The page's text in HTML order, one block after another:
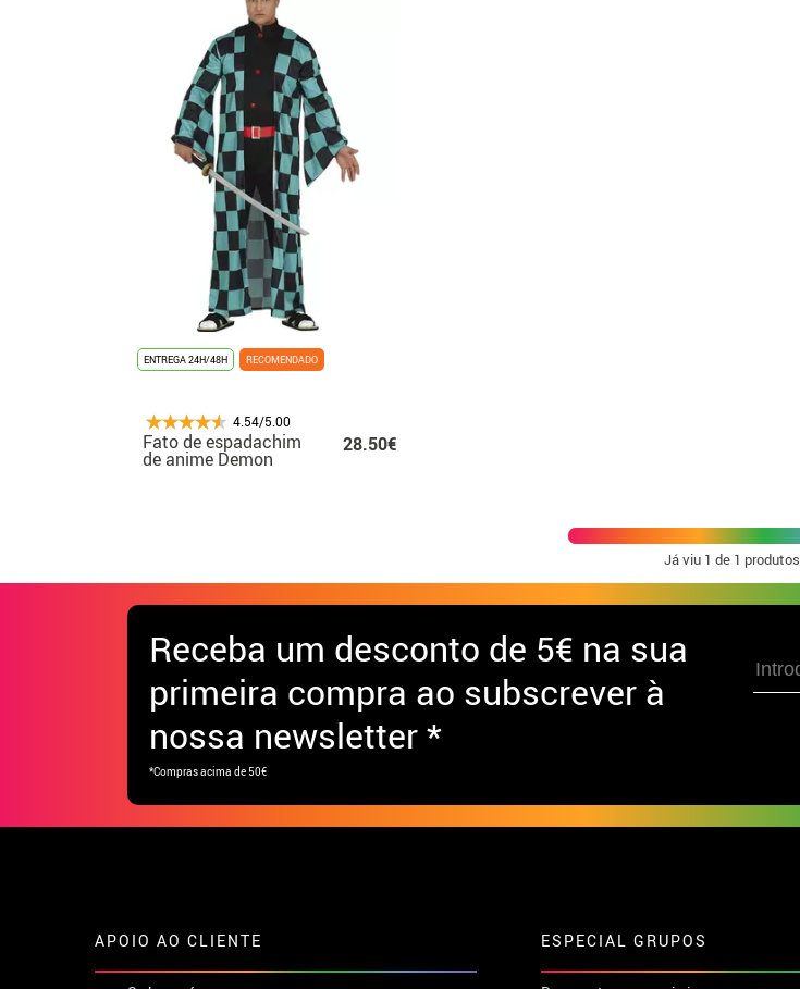
ENTREGA 24H/48H RECOMENDADO
4.54/5.00
Fato de espadachim
de anime Demon
28.50€
Já viu 1 de 1 produtos
Receba um desconto de 5€ na sua
primeira compra ao subscrever à
nossa newsletter *
*Compras acima de 50€
APOIO AO CLIENTE ESPECIAL GRUPOS